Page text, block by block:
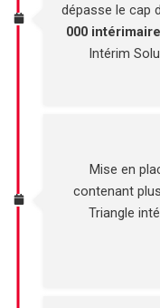
dépasse le cap
000
Intérim
Mise en
contenant
Triangle